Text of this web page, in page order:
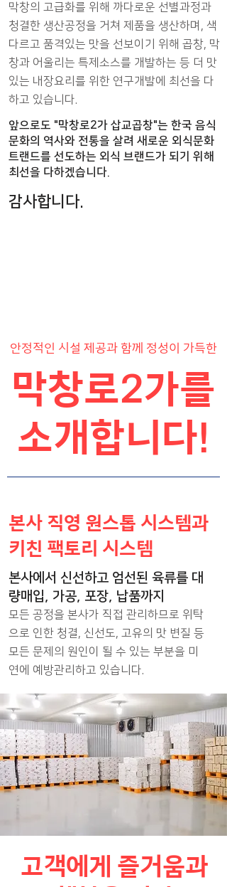
막창의 고급화를 위해 까다로운 선별과정과
청결한 생산공정을 거쳐 제품을 생산하며, 색
다르고 품격있는 맛을 선보이기 위해 곱창, 막
창과 어울리는 특제소스를 개발하는 등 더 맛
있는 내장요리를 위한 연구개발에 최선을 다
하고 있습니다.
앞으로도 "막창로2가 삽교곱창"는 한국 음식
문화의 역사와 전통을 살려 새로운 외식문화
트랜드를 선도하는 외식 브랜드가 되기 위해
최선을 다하겠습니다.
감사합니다.
안정적인 시설 제공과 함께 정성이 가득한
막창로2가를
소개합니다!
본사 직영 원스톱 시스템과
키친 팩토리 시스템
본사에서 신선하고 엄선된 육류를 대
량매입, 가공, 포장, 납품까지
모든 공정을 본사가 직접 관리하므로 위탁
으로 인한 청결, 신선도, 고유의 맛 변질 등
모든 문제의 원인이 될 수 있는 부분을 미
연에 예방관리하고 있습니다.
고객에게 즐거움과